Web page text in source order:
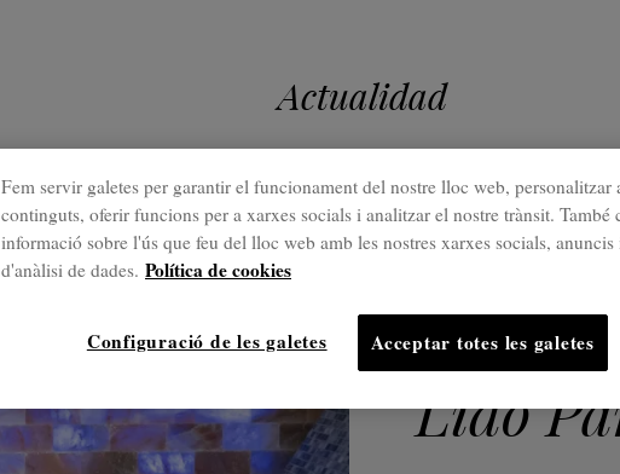
Actualidad
06 Jun.
spa de
Lido
Fem servir galetes per garantir el funcionament del nostre lloc web, personalitzar
continguts, oferir funcions per a xarxes socials i analitzar el nostre trànsit. També
informació sobre l'ús que feu del lloc web amb les nostres xarxes socials, anuncis
d'anàlisi de dades. Política de cookies
Acceptar totes les galetes
Configuració de les galetes